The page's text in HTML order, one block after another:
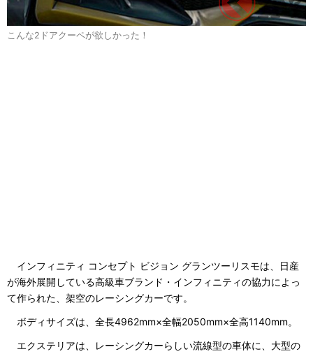
こんな2ドアクーペが欲しかった！
インフィニティ コンセプト ビジョン グランツーリスモは、日産
が海外展開している高級車ブランド・インフィニティの協力によっ
て作られた、架空のレーシングカーです。
ボディサイズは、全長4962mm×全幅2050mm×全高1140mm。
エクステリアは、レーシングカーらしい流線型の車体に、大型の